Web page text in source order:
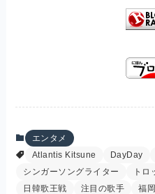
エンタメ
Atlantis Kitsune
DayDay
シンガーソングライター
トロ
日韓歌王戦
注目の歌手 福